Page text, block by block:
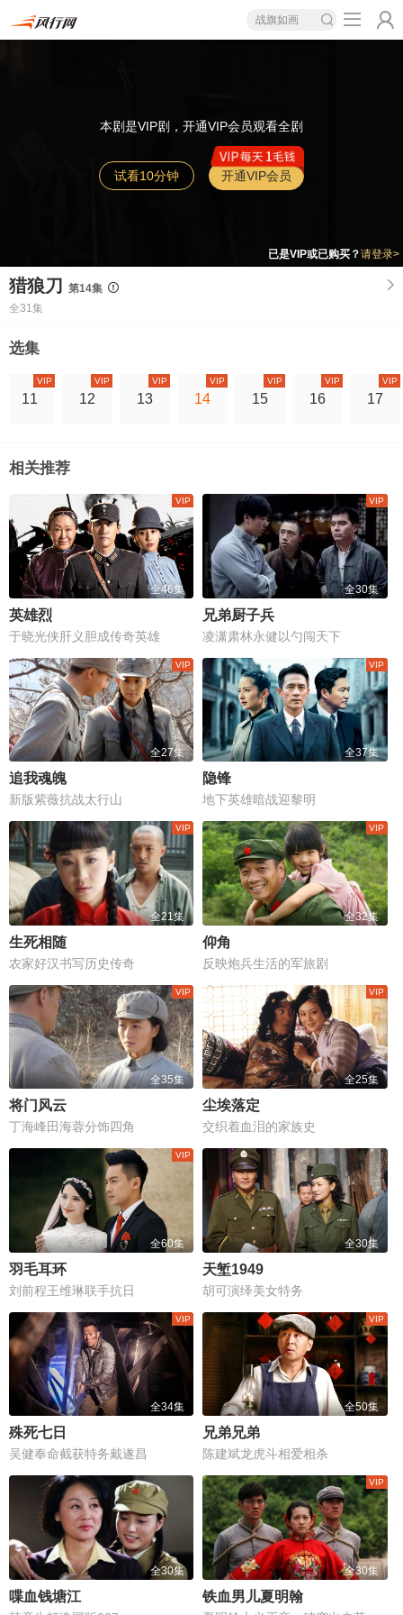
战旗如画
本剧是VIP剧，开通VIP会员观看全剧
试看10分钟 开通VIP会员
已是VIP或已购买？请登录>
猎狼刀
第14集
全31集
选集
11
VIP
12
VIP
13
VIP
14
VIP
15
VIP
16
VIP
17
VIP
相关推荐
全46集
英雄烈
于晓光侠肝义胆成传奇英雄
全30集
兄弟厨子兵
凌潇肃林永健以勺闯天下
全27集
追我魂魄
新版紫薇抗战太行山
全37集
隐锋
地下英雄暗战迎黎明
全21集
生死相随
农家好汉书写历史传奇
全32集
仰角
反映炮兵生活的军旅剧
全35集
将门风云
丁海峰田海蓉分饰四角
全25集
尘埃落定
交织着血泪的家族史
全60集
羽毛耳环
刘前程王维琳联手抗日
全30集
天堑1949
胡可演绎美女特务
全34集
殊死七日
吴健奉命截获特务戴遂昌
全50集
兄弟兄弟
陈建斌龙虎斗相爱相杀
全30集
喋血钱塘江
全30集
铁血男儿夏明翰